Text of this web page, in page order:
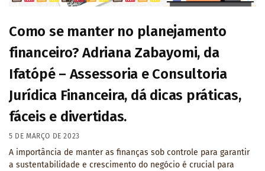
Como se manter no planejamento
financeiro? Adriana Zabayomi, da
Ifatópé – Assessoria e Consultoria
Jurídica Financeira, dá dicas práticas,
fáceis e divertidas.
5 DE MARÇO DE 2023
A importância de manter as finanças sob controle para garantir
a sustentabilidade e crescimento do negócio é crucial para